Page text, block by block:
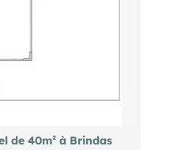
de 40m² à Brindas